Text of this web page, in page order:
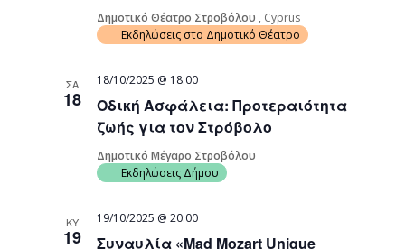
Δημοτικό Θέατρο Στροβόλου , Cyprus
Εκδηλώσεις στο Δημοτικό Θέατρο
ΣΑ
18
Οδική Ασφάλεια: Προτεραιότητα
ζωής για τον Στρόβολο
18/10/2025 @ 18:00
Δημοτικό Μέγαρο Στροβόλου
Εκδηλώσεις Δήμου
ΚΥ
19
Συναυλία «Mad Mozart Unique
19/10/2025 @ 20:00